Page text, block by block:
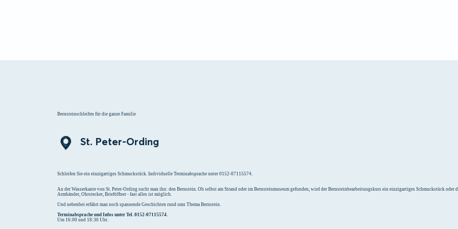
Bernsteinschleifen für die ganze Familie
St. Peter-Ording
Schleifen Sie ein einzigartiges Schmuckstück. Individuelle Terminabsprache unter 0152-07115574.
An der Wasserkante von St. Peter-Ording sucht man ihn: den Bernstein. Ob selbst am Strand oder im Bernsteinmuseum gefunden, wird der Bernsteinbearbeitungskurs ein einzigartiges Schmuckstück oder
Armbänder, Ohrstecker, Brieföffner - fast alles ist möglich.
Und nebenbei erfährt man noch spannende Geschichten rund ums Thema Bernstein.
Terminabsprache und Infos unter Tel. 0152-07115574.
Um 16:00 und 18:30 Uhr.